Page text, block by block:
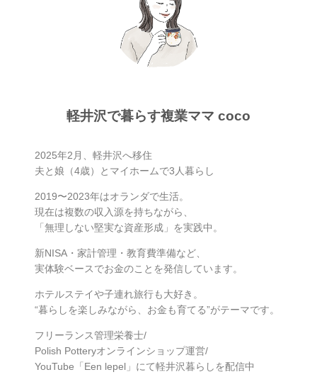
軽井沢で暮らす複業ママ coco
2025年2月、軽井沢へ移住
夫と娘（4歳）とマイホームで3人暮らし
2019〜2023年はオランダで生活。
現在は複数の収入源を持ちながら、
「無理しない堅実な資産形成」を実践中。
新NISA・家計管理・教育費準備など、
実体験ベースでお金のことを発信しています。
ホテルステイや子連れ旅行も大好き。
“暮らしを楽しみながら、お金も育てる”がテーマです。
フリーランス管理栄養士/
Polish Potteryオンラインショップ運営/
YouTube「Een lepel」にて軽井沢暮らしを配信中